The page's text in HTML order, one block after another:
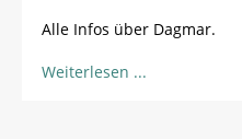
Alle Infos über Dagmar.
Weiterlesen